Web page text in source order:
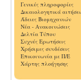
Γενικές πληροφορίες
Δικαιολογητικά
Άδειες Βιομηχανιών
Νέα - Ανακοινώσεις
Δελτία Τύπου
Συχνές Ερωτήσεις
Χρήσιμες συνδέσεις
Επικοινωνία με Π/Ε
Χάρτης πλοήγησης